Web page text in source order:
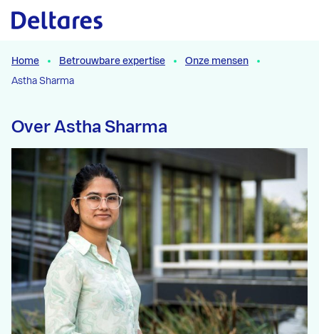
Naar hoofdcontent
Home Betrouwbare expertise
Onze mensen
Astha Sharma
Over Astha Sharma